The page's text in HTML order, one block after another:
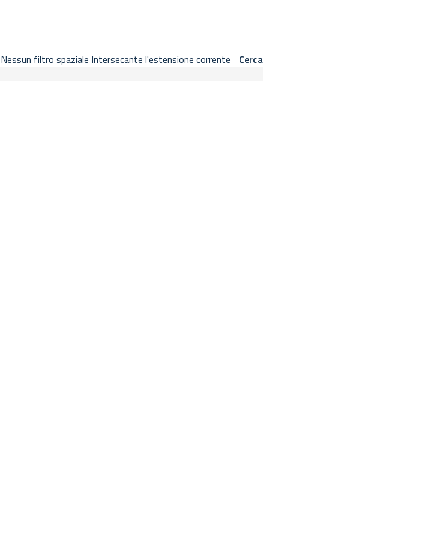
segnalibri, stampa e guida nella barra laterale sinistra.
Nessun filtro spaziale Intersecante l'estensione corrente Cerca